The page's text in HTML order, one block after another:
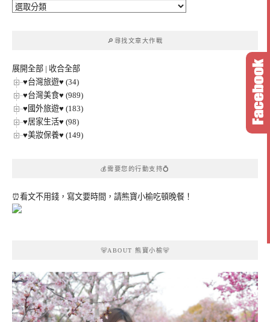
🔎
🔎尋找文章大作戰
展開全部 | 收合全部
♥台灣旅遊♥ (34)
♥台灣美食♥ (989)
♥國外旅遊♥ (183)
♥居家生活♥ (98)
♥美妝保養♥ (149)
💰需要您的行動支持💍
⏰看文不用錢，寫文要時間，請熊寶小榆吃頓晚餐！
🐻ABOUT 熊寶小榆🐻